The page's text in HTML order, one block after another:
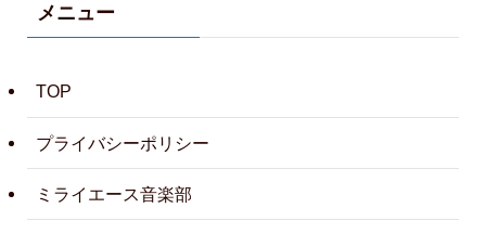
メニュー
TOP
プライバシーポリシー
ミライエース音楽部